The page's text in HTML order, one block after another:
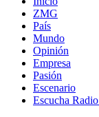
ZMG
País
Mundo
Opinión
Empresa
Pasión
Escenario
Escucha